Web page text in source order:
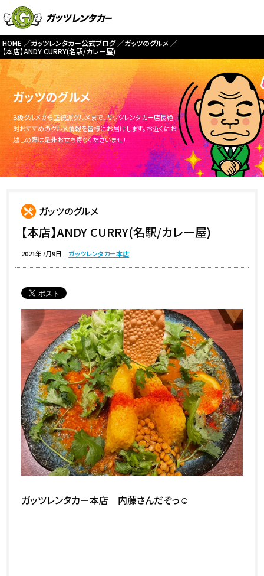
HOME ガッツレンタカー公式ブログ
ガッツのグルメ
【本店】ANDY CURRY(名駅/カレー屋)
ガッツのグルメ
B級グルメから正統派グルメまで、ガッツレンタカー店長絶
対おすすめのグルメ情報を皆様にお届けします。お近くにお
越しの際は是非お立ち寄りくださいませ！
ガッツのグルメ
【本店】ANDY CURRY(名駅/カレー屋)
2021年7月9日 ｜ガッツレンタカー本店
ガッツレンタカー本店 内藤さんだぞっ☺